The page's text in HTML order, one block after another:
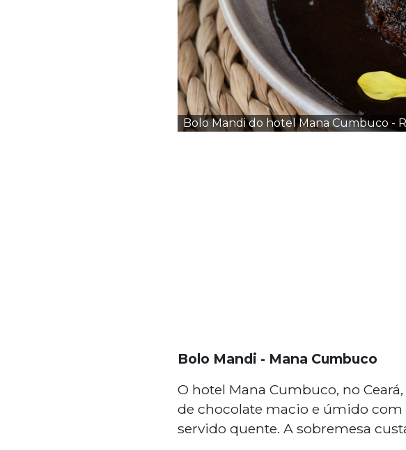
Bolo Mandi do hotel Mana Cumbuco -
Bolo Mandi - Mana Cumbuco
O hotel Mana Cumbuco, no
de chocolate macio e úmido
servido quente. A sobremesa